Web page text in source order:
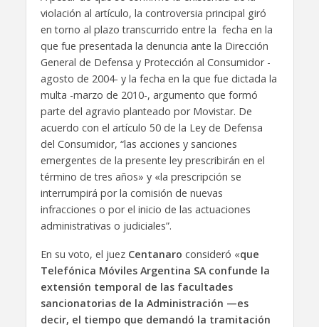
violación al artículo, la controversia principal giró
en torno al plazo transcurrido entre la fecha en la
que fue presentada la denuncia ante la Dirección
General de Defensa y Protección al Consumidor -
agosto de 2004- y la fecha en la que fue dictada la
multa -marzo de 2010-, argumento que formó
parte del agravio planteado por Movistar. De
acuerdo con el artículo 50 de la Ley de Defensa
del Consumidor, “las acciones y sanciones
emergentes de la presente ley prescribirán en el
término de tres años» y «la prescripción se
interrumpirá por la comisión de nuevas
infracciones o por el inicio de las actuaciones
administrativas o judiciales”.
En su voto, el juez Centanaro consideró «que
Telefónica Móviles Argentina SA confunde la
extensión temporal de las facultades
sancionatorias de la Administración —es
decir, el tiempo que demandó la tramitación